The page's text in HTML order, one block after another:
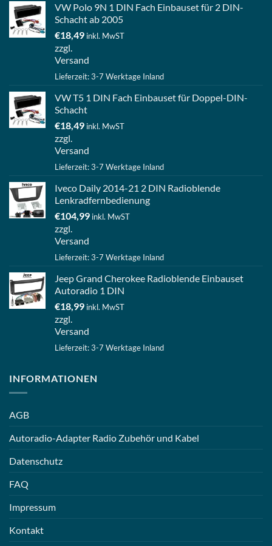
VW Polo 9N 1 DIN Fach Einbauset für 2 DIN-
Schacht ab 2005
€18,49 inkl. MwST
zzgl.
Versand
Lieferzeit: 3-7 Werktage Inland
VW T5 1 DIN Fach Einbauset für Doppel-DIN-
Schacht
€18,49 inkl. MwST
zzgl.
Versand
Lieferzeit: 3-7 Werktage Inland
Iveco Daily 2014-21 2 DIN Radioblende
Lenkradfernbedienung
€104,99 inkl. MwST
zzgl.
Versand
Lieferzeit: 3-7 Werktage Inland
Jeep Grand Cherokee Radioblende Einbauset
Autoradio 1 DIN
€18,99 inkl. MwST
zzgl.
Versand
Lieferzeit: 3-7 Werktage Inland
INFORMATIONEN
AGB
Autoradio-Adapter Radio Zubehör und Kabel
Datenschutz
FAQ
Impressum
Kontakt